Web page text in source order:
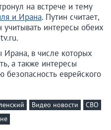
на встрече и тему
и Ирана. Путин считает,
интересы обеих
Ирана, в числе которых
а также интересы
безопасность еврейского
Видео новости
СВО